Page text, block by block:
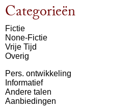
Categorieën
Fictie
None-Fictie
Vrije Tijd
Overig
Pers. ontwikkeling
Informatief
Andere talen
Aanbiedingen